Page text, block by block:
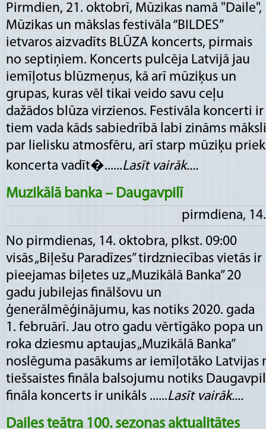
Pirmdien, 21. oktobrī, Mūzikas namā "Daile",
Mūzikas un mākslas festivāla “BILDES”
ietvaros aizvadīts BLŪZA koncerts, pirmais
no septiņiem. Koncerts pulcēja Latvijā jau
iemīļotus blūzmeņus, kā arī mūziķus un
grupas, kuras vēl tikai veido savu ceļu
dažādos blūza virzienos. Festivāla koncerti
tiem vada kāds sabiedrībā labi zināms
par lielisku atmosfēru, arī starp mūziķu
koncerta vadīt�......Lasīt vairāk....
Muzikālā banka – Daugavpilī
pirmdiena,
No pirmdienas, 14. oktobra, plkst. 09:00
visās „Biļešu Paradīzes” tirdzniecības vietās ir
pieejamas biļetes uz „Muzikālā Banka” 20
gadu jubilejas finālšovu un
ģenerālmēģinājumu, kas notiks 2020. gada
1. februārī. Jau otro gadu vērtīgāko popa un
roka dziesmu aptaujas „Muzikālā Banka”
noslēguma pasākums ar iemīļotāko
tiešsaistes fināla balsojumu notiks
fināla koncerts ir unikāls ......Lasīt vairāk....
Dailes teātra 100. sezonas aktualitātes